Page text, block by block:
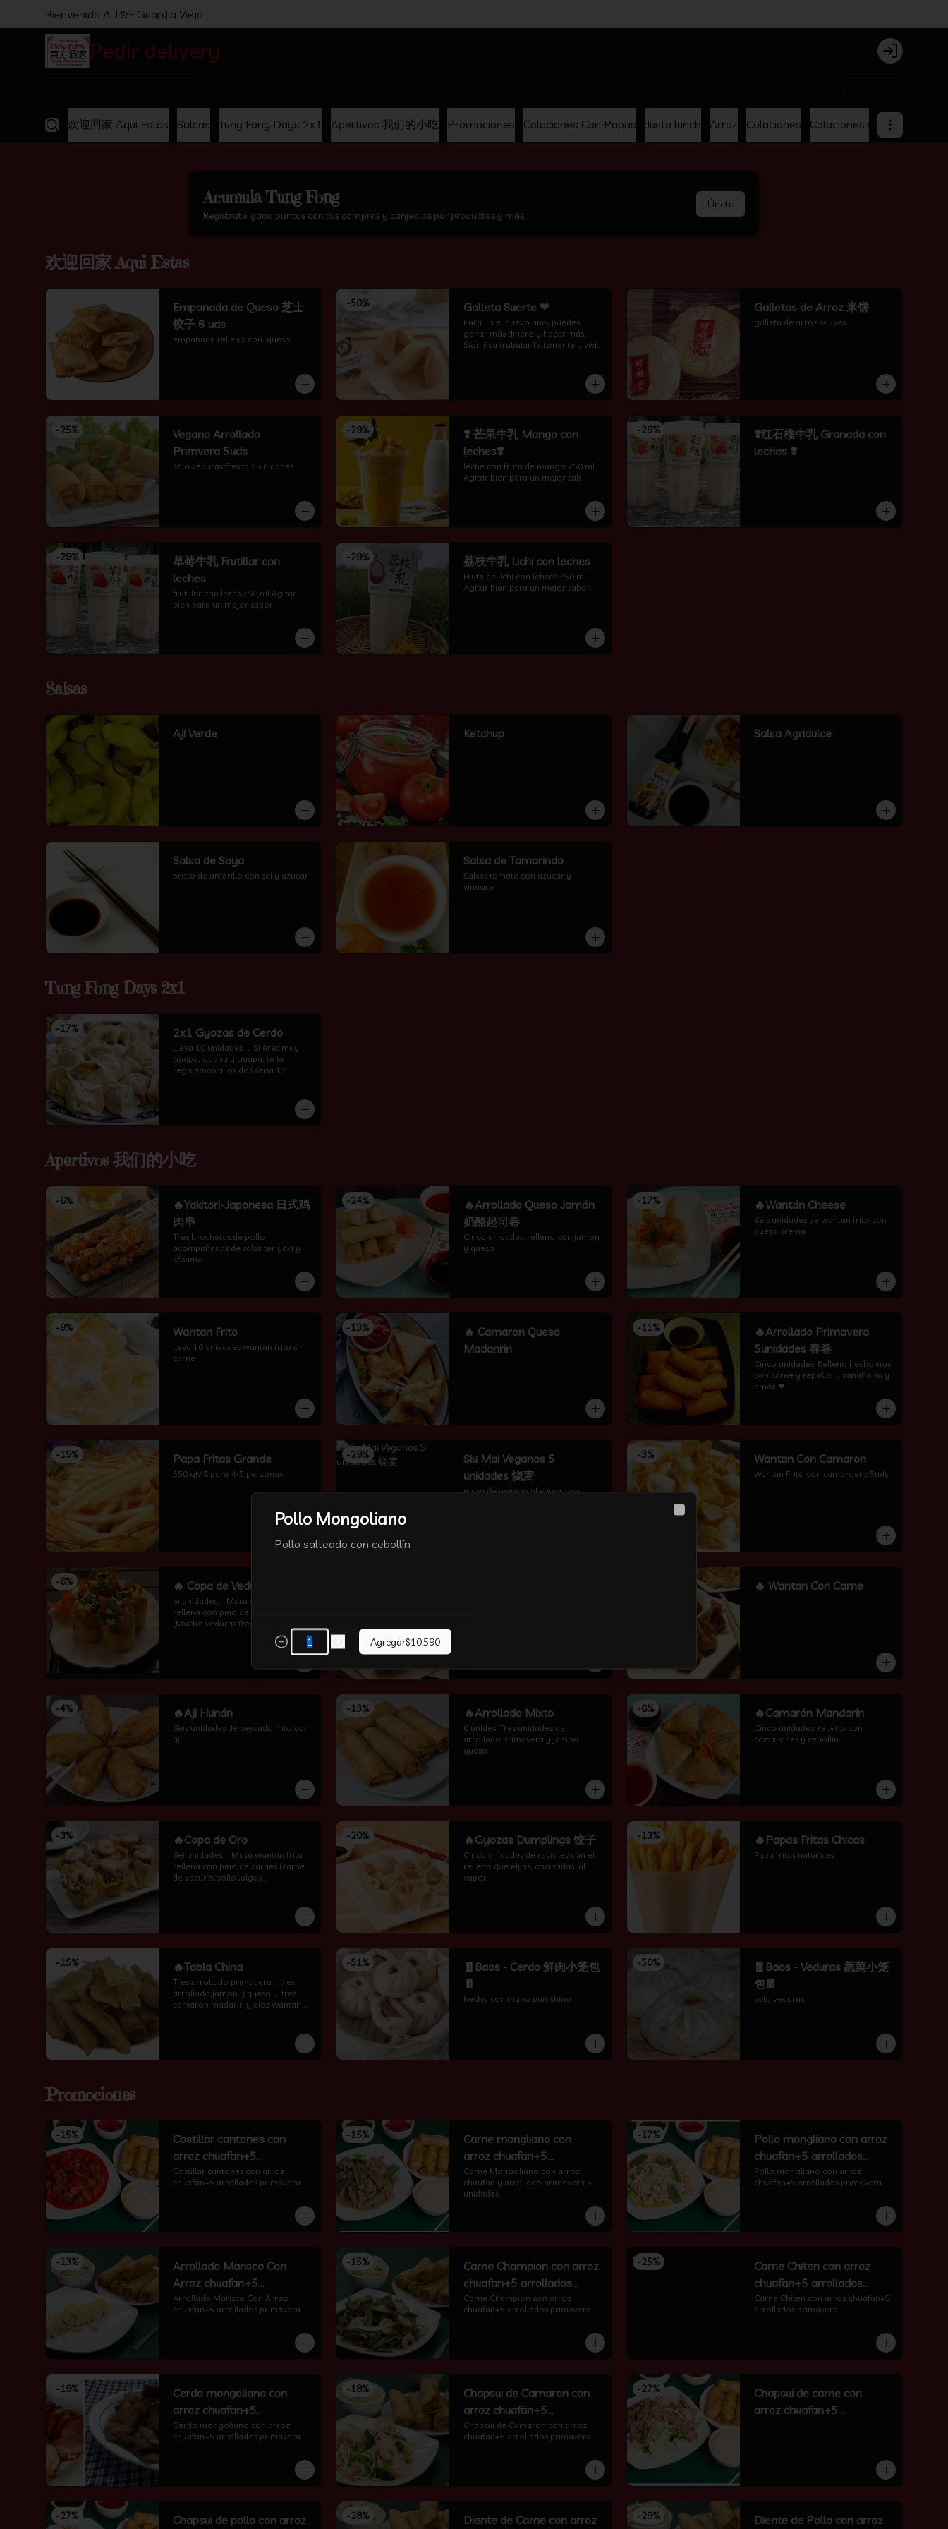
Bienvenido A T&F Guardia Vieja
Pedir delivery Login
欢迎回家 Aqui Estas Salsas Tung Fong Days 2x1 Apertivos 我们的小吃 Promociones Colaciones Con Papas Justo lunch Arroz Colaciones Colaciones Oferta
AcumulaTung Fong
Regístrate, gana puntos con tus compras y canjealos por productos y más
Únete
欢迎回家 Aqui Estas
Empanada de Queso 芝士
饺子 6 uds
empanada relleno con  queso
-50% Galleta Suerte ❤
Para En el nuevo año, puedes
ganar más dinero y hacer más.
Significa trabajar felizmente y vivir
Galletas de Arroz 米饼
galleta de arroz sauves
-25%
Vegano Arrollado
Primvera 5uds
solo veduras fresca 5 unidades
-29%
❣️ 芒果牛乳 Mango con
leches❣️
leche con fruta de mango 750 ml
Agitar bien para un mejor sab
-29%
❣️红石榴牛乳 Granada con
leches ❣️
-29%
草莓牛乳 Frutillar con
leches
frutillar con lcehs 750 ml Agitar
bien para un mejor sabor.
-29% 荔枝牛乳 Lichi con leches
Fruta de lichi con lehces 750 ml
Agitar bien para un mejor sabor.
Salsas
Ají Verde Ketchup Salsa Agridulce
Salsa de Soya
proto de amarillo con sal y azucar
Salsa de Tamarindo
Salsas tomate con azucar y
vinagre
Tung Fong Days 2x1
-17% 2x1 Gyozas de Cerdo
Lleva 10 unidades ，Si eres muy
guapa, guapa y guapa, te la
regalamos a los dos seria 12
Apertivos 我们的小吃
-6%
🔥Yakitori-Japonesa 日式鸡
肉串
Tres brochetas de pollo
acompañadas de salsa teriyaki y
sésamo.
-24%
🔥Arrollado Queso Jamón
奶酪起司卷
Cinco unidades. relleno con jamon
y queso
-17% 🔥Wantán Cheese
Seis unidades de wantan frito con
queso crema
-9% Wantan Frito
lleva 10 unidades wantan frito sin
carne
-13%
🔥 Camaron Queso
Madanrin
-11%
🔥Arrollado Primavera
5unidades 春卷
Cinco unidades. Relleno hechomos
con carne y repollo ，zanahoria y
amor ❤
-19% Papa Fritas Grande
550 gMS para 4-5 perzonas
-29%
Siu Mai Veganos 5
unidades 烧麦
masa de wantan al vapor con
-3% Wantan Con Camaron
Wantan Frito con camaroens 5uds
-6% 🔥 Copa de Veduras
ei unidades..   Masa wantán frita
rellena con pino de vuduras
(Mucho veduras frescas ,algas
,champiñones y cebollin  por
🔥 Wantan Con Carne
-4% 🔥Aji Hunán
Seis unidades de pescado frito con
ají.
-13% 🔥Arrollado Mixto
6 unides. Tres unidades de
arrollado primavera y jamon
queso.
-6% 🔥Camarón Mandarín
Cinco unidades. relleno con
camarones y cebollin
-3% 🔥Copa de Oro
Sei unidades..   Masa wantán frita
rellena con pino de carnes (carne
de vacuno,pollo ,algas
-20% 🔥Gyozas Dumplings 饺子
Cinco unidades de ravioles con el
relleno que elijas, cocinadas  al
vapor.
-13% 🔥Papas Fritas Chicas
Papa fritas naturales
-15% 🔥Tabla China
Tres arrollado primavera，tres
arrollado jamon y queso ，tres
camaron madarin y diez wantan
-51%
🧧Baos - Cerdo 鲜肉小笼包
hecho con mano pan chino
-50%
🧧Baos - Veduras 蔬菜小笼
包🧧
solo veduras
Promociones
-15%
Costillar cantones con
arroz chuafan+5
arrollados primavera
Costillar cantones con arroz
chuafan+5 arrollados primavera
-15%
Carne mongliano con
arroz chuafan+5
arrollados primavera
Carne Mongoliano con arroz
chaufan y arrollado primavera 5
unidades.
-17%
Pollo mongliano con arroz
chuafan+5 arrollados
primavera
Pollo mongliano con arroz
chuafan+5 arrollados primavera
-13%
Arrollado Marisco Con
Arroz chuafan+5
arrollados primavera
Arrollado Marisco Con Arroz
chuafan+5 arrollados primavera
-15%
Carne Champion con arroz
chuafan+5 arrollados
primavera
Carne Champion con arroz
chuafan+5 arrollados primavera
-25%
Carne Chiten con arroz
chuafan+5 arrollados
primavera
Carne Chiten con arroz chuafan+5
arrollados primavera
-19%
Cerdo mongoliano con
arroz chuafan+5
arrollados primavera
Cerdo mongoliano con arroz
chuafan+5 arrollados primavera
-18%
Chapsui de Camaron con
arroz chuafan+5
arrollados primavera
Chapsui de Camaron con arroz
chuafan+5 arrollados primavera
-27%
Chapsui de carne con
arroz chuafan+5
-27% Chapsui de pollo con arroz -28% Diente de Carne con arroz -29% Diente de Pollo con arroz
Pollo Mongoliano
Pollo salteado con cebollín
Agregar$10.590